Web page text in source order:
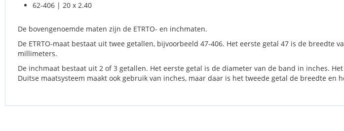
62-406 | 20 x 2.40
De bovengenoemde maten zijn de ETRTO- en inchmaten.
De ETRTO-maat bestaat uit twee getallen, bijvoorbeeld 47-406. Het eerste getal 47 is de
millimeters.
De inchmaat bestaat uit 2 of 3 getallen. Het eerste getal is de diameter van de band in inches.
Duitse maatsysteem maakt ook gebruik van inches, maar daar is het tweede getal de breedte en